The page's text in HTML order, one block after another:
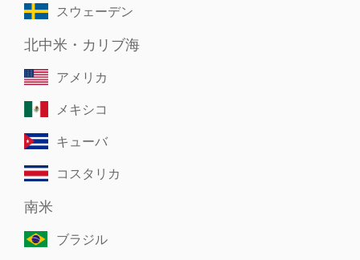
スウェーデン
北中米・カリブ海
アメリカ
メキシコ
キューバ
コスタリカ
南米
ブラジル